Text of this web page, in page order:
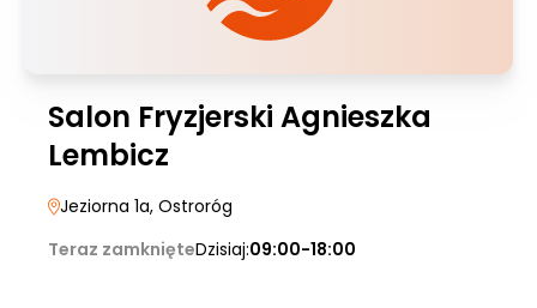
Salon Fryzjerski Agnieszka
Lembicz
Jeziorna 1a, Ostroróg
Teraz zamknięteDzisiaj:09:00-18:00